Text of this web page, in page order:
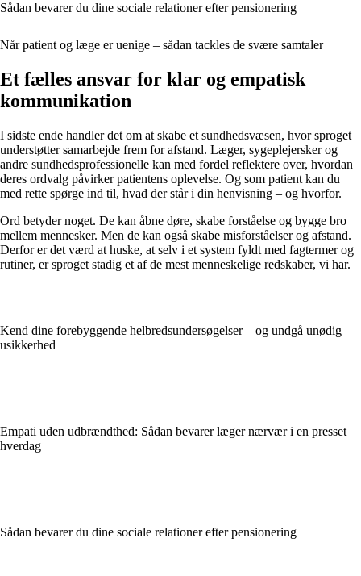
Sådan bevarer du dine sociale relationer efter pensionering
Når patient og læge er uenige – sådan tackles de svære samtaler
Et fælles ansvar for klar og empatisk
kommunikation
I sidste ende handler det om at skabe et sundhedsvæsen, hvor sproget
understøtter samarbejde frem for afstand. Læger, sygeplejersker og
andre sundhedsprofessionelle kan med fordel reflektere over, hvordan
deres ordvalg påvirker patientens oplevelse. Og som patient kan du
med rette spørge ind til, hvad der står i din henvisning – og hvorfor.
Ord betyder noget. De kan åbne døre, skabe forståelse og bygge bro
mellem mennesker. Men de kan også skabe misforståelser og afstand.
Derfor er det værd at huske, at selv i et system fyldt med fagtermer og
rutiner, er sproget stadig et af de mest menneskelige redskaber, vi har.
Kend dine forebyggende helbredsundersøgelser – og undgå unødig
usikkerhed
Empati uden udbrændthed: Sådan bevarer læger nærvær i en presset
hverdag
Sådan bevarer du dine sociale relationer efter pensionering